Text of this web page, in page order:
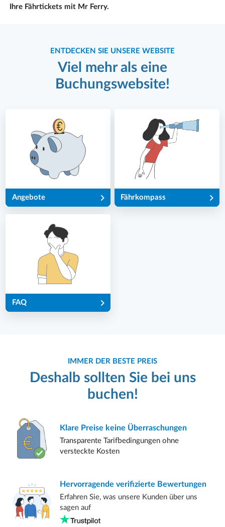
Ihre Fährtickets mit Mr Ferry.
ENTDECKEN SIE UNSERE WEBSITE
Viel mehr als eine
Buchungswebsite!
Angebote Fährkompass
FAQ
IMMER DER BESTE PREIS
Deshalb sollten Sie bei uns
buchen!
Klare Preise keine Überraschungen
Transparente Tarifbedingungen ohne
versteckte Kosten
Hervorragende verifizierte Bewertungen
Erfahren Sie, was unsere Kunden über uns
sagen auf